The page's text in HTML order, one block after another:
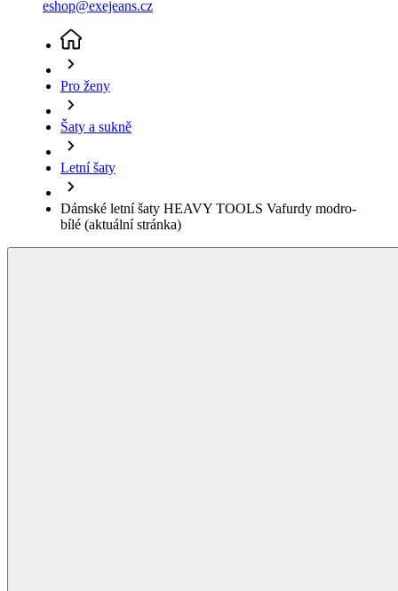
Letní šaty
Dámské letní šaty HEAVY TOOLS Vafurdy modro-
bílé(aktuální stránka)